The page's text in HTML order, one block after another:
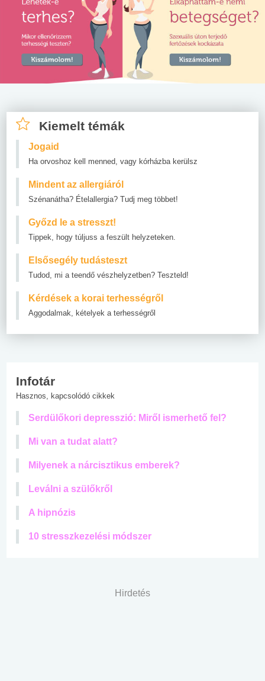
Kiemelt témák
Jogaid
Ha orvoshoz kell menned, vagy kórházba kerülsz
Mindent az allergiáról
Szénanátha? Ételallergia? Tudj meg többet!
Győzd le a stresszt!
Tippek, hogy túljuss a feszült helyzeteken.
Elsősegély tudásteszt
Tudod, mi a teendő vészhelyzetben? Teszteld!
Kérdések a korai terhességről
Aggodalmak, kételyek a terhességről
Infotár
Hasznos, kapcsolódó cikkek
Serdülőkori depresszió: Miről ismerhető fel?
Mi van a tudat alatt?
Milyenek a nárcisztikus emberek?
Leválni a szülőkről
A hipnózis
10 stresszkezelési módszer
Hirdetés